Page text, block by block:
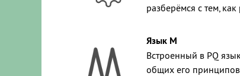
разберёмся с тем,
Язык М
Встроенный в PQ
общих его принципов